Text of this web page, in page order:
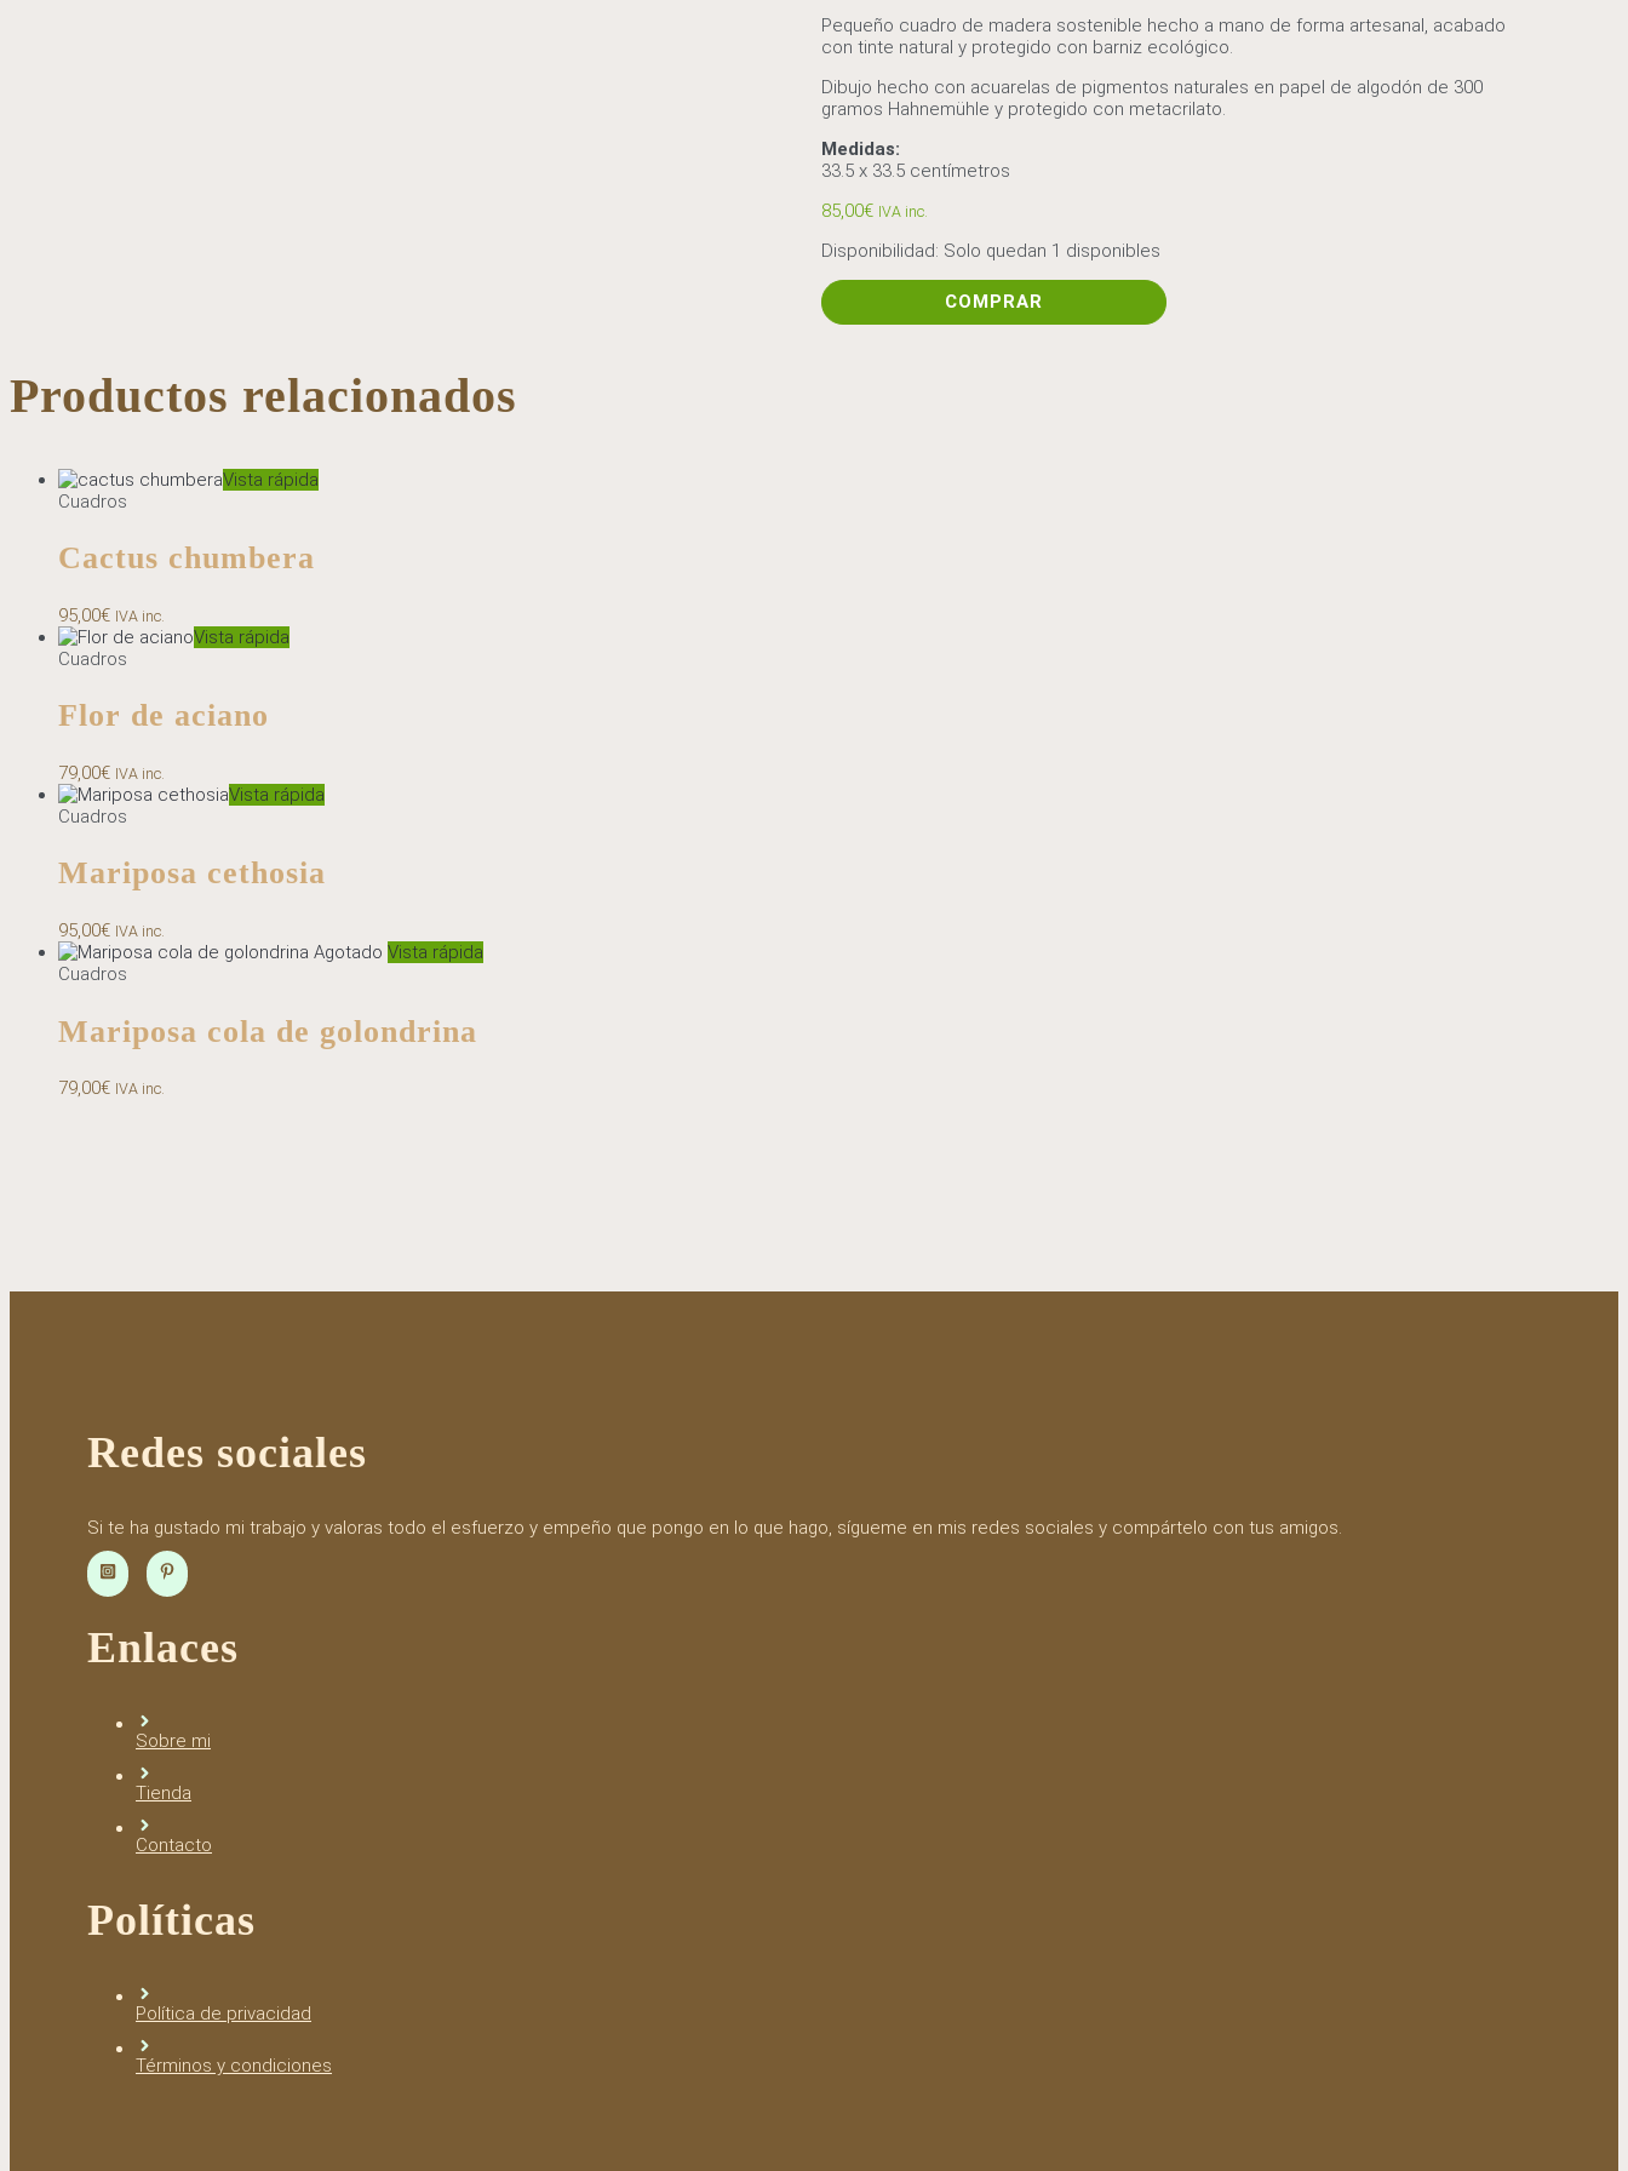
Pequeño cuadro de madera sostenible hecho a mano de forma artesanal, acabado
con tinte natural y protegido con barniz ecológico.
Dibujo hecho con acuarelas de pigmentos naturales en papel de algodón de 300
gramos Hahnemühle y protegido con metacrilato.
Medidas:
33.5 x 33.5 centímetros
85,00€ IVA inc.
Disponibilidad: Solo quedan 1 disponibles
Flor
corona
COMPRAR
Productos relacionados
Vista rápida
Cuadros
Cactus chumbera
95,00€ IVA inc.
Vista rápida
Cuadros
Flor de aciano
79,00€ IVA inc.
Vista rápida
Cuadros
Mariposa cethosia
95,00€ IVA inc.
Agotado Vista rápida
Cuadros
Mariposa cola de golondrina
79,00€ IVA inc.
Redes sociales
Si te ha gustado mi trabajo y valoras todo el esfuerzo y empeño que pongo en lo que hago, sígueme en mis redes sociales y compártelo con tus amigos.
Enlaces
Sobre mi
Tienda
Contacto
Políticas
Política de privacidad
Términos y condiciones